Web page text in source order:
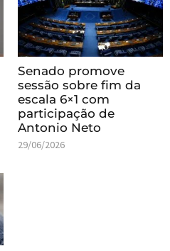
Senado promove
sessão sobre fim da
escala 6×1 com
participação de
Antonio Neto
29/06/2026